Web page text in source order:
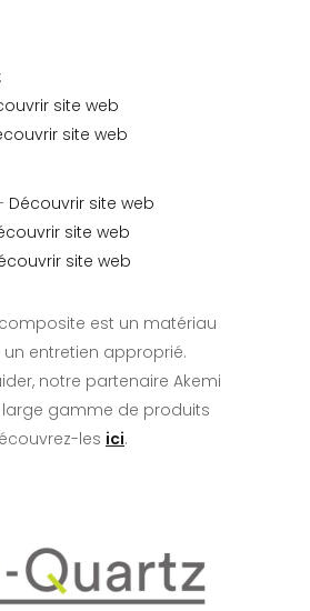
:
site web
site web
Découvrir site web
site web
site web
composite est un matériau
entretien approprié.
notre partenaire Akemi
gamme de produits
les ici.